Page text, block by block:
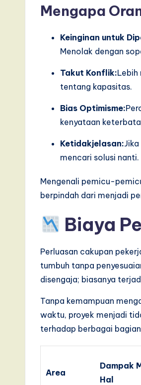
Mengapa
Keinginan untuk
Menolak dengan
Takut Konflik:Lebih
tentang kapasitas.
Bias Optimisme:
kenyataan
Ketidakjelasan:
mencari solusi
Mengenali pemicu-
berpindah dari menjadi
Biaya
Perluasan cakupan
tumbuh tanpa
disengaja; biasanya
Tanpa kemampuan
waktu, proyek menjadi
terhadap berbagai
Area
Dampak
Hal